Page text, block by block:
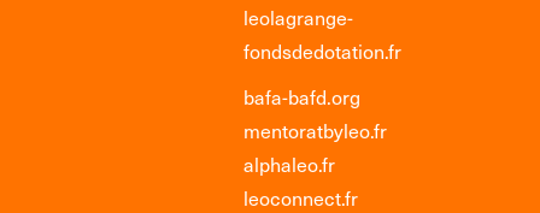
leolagrange-
fondsdedotation.fr
bafa-bafd.org
mentoratbyleo.fr
alphaleo.fr
leoconnect.fr